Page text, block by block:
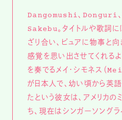
Dangomushi、Donguri
Sakebu。タイトルや歌詞
ざり合い、ピュアに物事と
感覚を思い出させてくれる
を奏でるメイ・シモネス（
が日本人で、幼い頃から英
たという彼女は、アメリカ
ち、現在はシンガーソングラ